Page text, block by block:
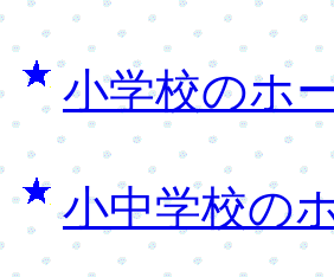
小学校のホ
小中学校の